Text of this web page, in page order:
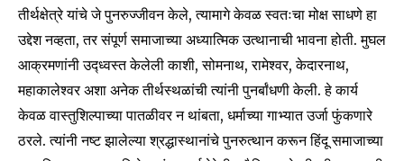
तीर्थक्षेत्रे यांचे जे पुनरुज्जीवन केले, त्यामागे केवळ स्वतःचा मोक्ष साधणे हा
उद्देश नव्हता, तर संपूर्ण समाजाच्या अध्यात्मिक उत्थानाची भावना होती. मुघल
आक्रमणांनी उद्ध्वस्त केलेली काशी, सोमनाथ, रामेश्वर, केदारनाथ,
महाकालेश्वर अशा अनेक तीर्थस्थळांची त्यांनी पुनर्बांधणी केली. हे कार्य
केवळ वास्तुशिल्पाच्या पातळीवर न थांबता, धर्माच्या गाभ्यात उर्जा फुंकणारे
ठरले. त्यांनी नष्ट झालेल्या श्रद्धास्थानांचे पुनरुत्थान करून हिंदू समाजाच्या